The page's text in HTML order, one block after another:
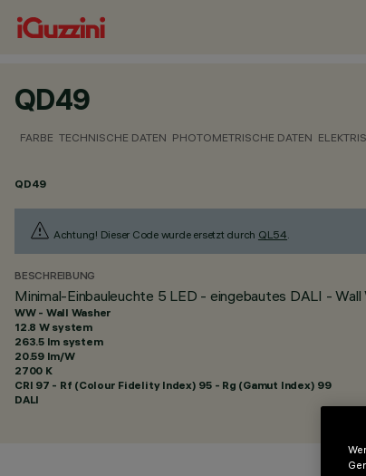
QD49
FARBE TECHNISCHE DATEN PHOTOMETRISCHE DATEN
QD49
Achtung! Dieser Code wurde ersetzt durch QL54.
BESCHREIBUNG
Minimal-Einbauleuchte 5 LED - eingebautes DALI - Wall
WW - Wall Washer
12.8 W system
263.5 lm system
20.59 lm/W
2700 K
CRI 97 - Rf (Colour Fidelity Index) 95 - Rg (Gamut Index) 99
DALI